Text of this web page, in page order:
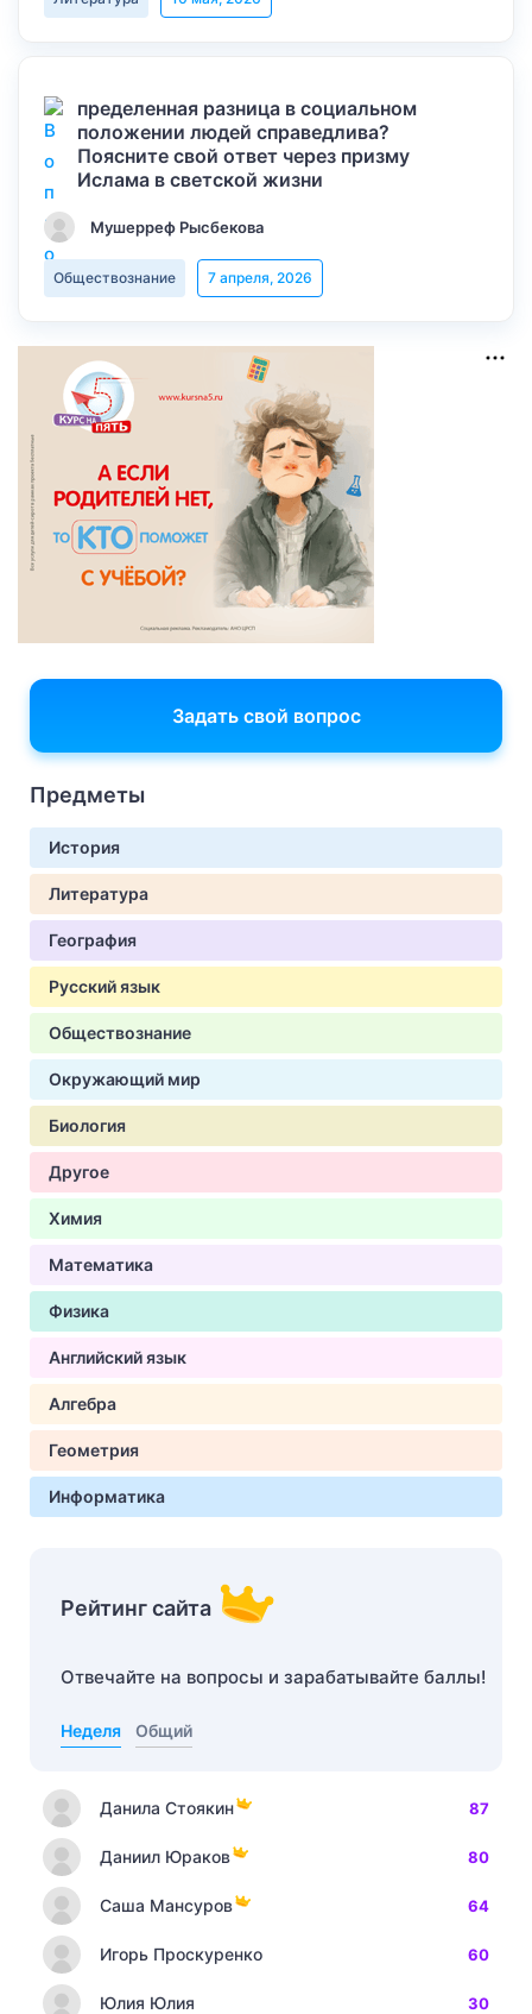
пределенная разница в социальном
положении людей справедлива?
Поясните свой ответ через призму
Ислама в светской жизни
Мушерреф Рысбекова
Обществознание 7 апреля, 2026
Задать свой вопрос
Предметы
История
Литература
География
Русский язык
Обществознание
Окружающий мир
Биология
Другое
Химия
Математика
Физика
Английский язык
Алгебра
Геометрия
Информатика
Рейтинг сайта
Отвечайте на вопросы и зарабатывайте баллы!
Неделя Общий
Данила Стоякин 87
Даниил Юраков 80
Саша Мансуров 64
Игорь Проскуренко 60
Юлия Юлия 30